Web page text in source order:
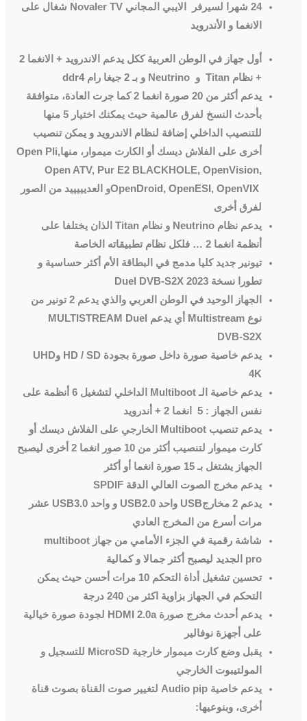
24 شهرا لسيرفر الايبي المجاني Novaler TV شغال على
الانغما و الأندرويد
أول جهاز في الوطن العربية ككل يدعم الاندرويد + الانغما 2
+ نظامTitan و Neutrinoو بـ 2 جيغا رام
ddr4
يدعم أكثر من 20 صورة انغما 2 كما جرت العادة، متوافقة
بأحدث النسخ لفرق عالمية حيث يمكنك اختيار 5 منها
للتنصيب الداخلي إضافة لنظام الاندرويد و يمكن تنصيب
أخرى على الفلاش ديسك أو الكارت ميموار، منهاOpen Pli,
Open ATV, Pur E2 BLACKHOLE, OpenVision,
OpenDroid, OpenESI, OpenVIXو العديييييد من الصور
لفرق أخرى
يدعم نظام Neutrinoو نظام Titan الذان يختلفا على
أنظمة انغما 2 … فلكل نظام تطبيقاته الخاصة
تيونير جديد كليا مدمج في البطاقة الأم أكثر حساسية و
تطورا نسخةDuel DVB-S2X 2023
الجهاز الوحيد في الوطن العربي والذي يدعم 2 تونير من
نوع Multistream أي يدعم MULTISTREAM Duel
DVB-S2X
يدعم خاصية صورة داخل صورة بجودة HD / SDوUHD
4K
يدعم خاصية الـ Multiboot
الداخلي لتشغيل 6 أنظمة على
نفس الجهاز : 5 انغما 2 + أندرويد
يدعم تنصيب Multiboot
الخارجي على الفلاش ديسك أو
كارت ميموار لتنصيب أكثر من 10 صور انغما 2 أخرى ليصبح
الجهاز يشتغل بـ 15 صورة انغما أو أكثر
يدعم مخرج الصوت العالي الدقةSPDIF
يدعم 2 مخارج
USBواحد USB2.0و واحد USB3.0 عشر
مرات أسرع من المخرج العادي
شاشة رقمية في الجزء الأمامي من جهازmultiboot
pro الجديد ليصبح أكثر جمالا و كمالية
تحسين تشغيل أداة التحكم 10 مرات أحسن حيث يمكن
التحكم في الجهاز بزاوية اكثر من 240 درجة
يدعم أحدث مخرج صورة HDMI 2.0a لجودة صورة خيالية
على أجهزة نوفالير
يقبل وضع كارت ميموار خارجية MicroSD للتسجيل و
المولتيبوت الخارجي
يدعم خاصية Audio pip لتغيير صوت القناة بصوت قناة
أخرى، وبنوعيها: